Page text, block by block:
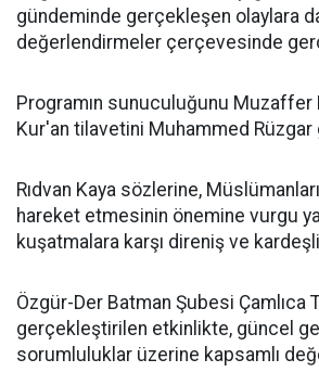
gündeminde gerçekleşen olaylara
değerlendirmeler çerçevesinde
Programın sunuculuğunu Muzaffer
Kur'an tilavetini Muhammed
Rıdvan Kaya sözlerine,
hareket etmesinin önemine vurgu
kuşatmalara karşı direniş ve
Özgür-Der Batman Şubesi Çamlıca
gerçekleştirilen etkinlikte, güncel
sorumluluklar üzerine kapsamlı